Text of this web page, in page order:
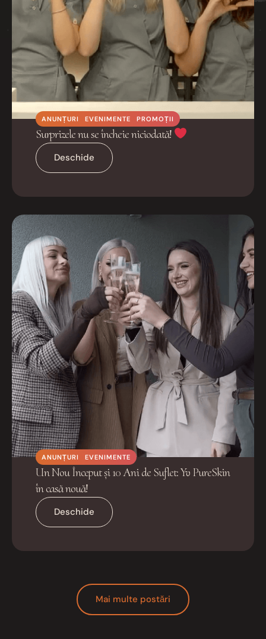
ANUNȚURI EVENIMENTE PROMOȚII
Surprizele nu se încheie niciodată!
Deschide
ANUNȚURI EVENIMENTE
Un Nou Început și 10 Ani de Suflet: Yv PureSkin
în casă nouă!
Deschide
Mai multe postări